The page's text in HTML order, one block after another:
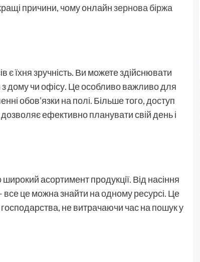
причини, чому онлайнзернова біржа
їхня зручність. Ви можете здійснювати
дому чи офісу. Це особливо важливо для
обов’язки на полі. Більше того, доступ
ефективно планувати свій день і
асортимент продукції. Від насіння
все це можна знайти на одному ресурсі. Це
не витрачаючи час на пошук у